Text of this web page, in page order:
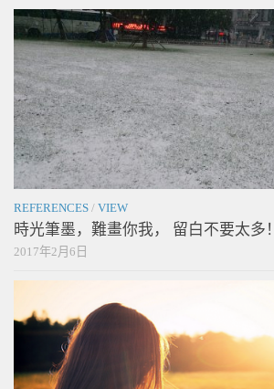
REFERENCES / VIEW
時光筆墨，難畫你我， 留白不要太多！
2017年2月6日